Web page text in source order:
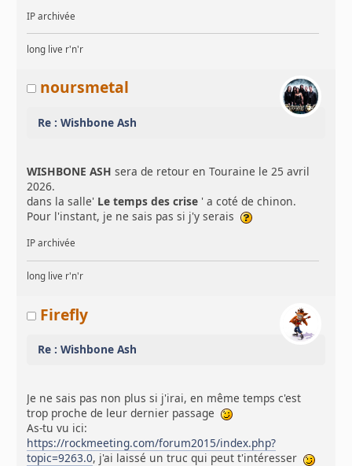
IP archivée
long live r'n'r
noursmetal
Re : Wishbone Ash
WISHBONE ASH sera de retour en Touraine le 25 avril
2026.
dans la salle' Le temps des crise ' a coté de chinon.
Pour l'instant, je ne sais pas si j'y serais
IP archivée
long live r'n'r
Firefly
Re : Wishbone Ash
Je ne sais pas non plus si j'irai, en même temps c'est
trop proche de leur dernier passage
As-tu vu ici:
https://rockmeeting.com/forum2015/index.php?
topic=9263.0, j'ai laissé un truc qui peut t'intéresser